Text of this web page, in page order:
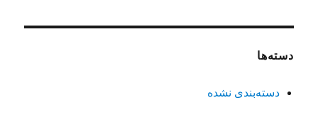
دسته‌ها
دسته‌بندی نشده